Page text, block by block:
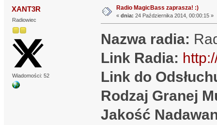
XANT3R
Radiowiec
Wiadomości: 52
Radio MagicBass zaprasza! :)
« dnia: 24 Października 2014, 00:00:15 »
Nazwa radia:
Link Radia:
Link do
Rodzaj Granej
Jakość